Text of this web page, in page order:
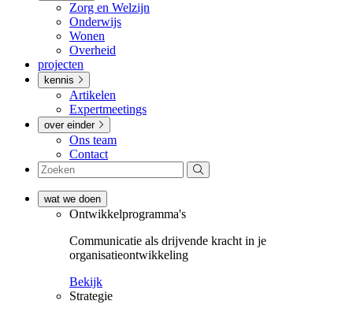
Zorg en Welzijn
Onderwijs
Wonen
Overheid
projecten
kennis
Artikelen
Expertmeetings
over einder
Ons team
Contact
wat we doen
Ontwikkel­­programma's
Communicatie als drijvende kracht in je
organisatieontwikkeling
Bekijk
Strategie